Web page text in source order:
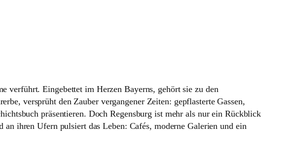
verführt. Eingebettet im Herzen Bayerns, gehört sie zu den
versprüht den Zauber vergangener Zeiten: gepflasterte Gassen,
präsentieren. Doch Regensburg ist mehr als nur ein Rückblick
ihren Ufern pulsiert das Leben: Cafés, moderne Galerien und ein